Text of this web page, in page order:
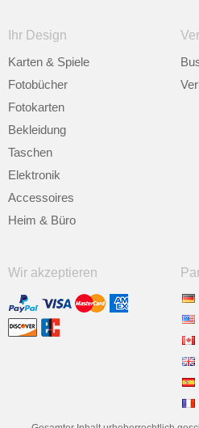
Ihr Design
Karten & Spiele
Fotobücher
Fotokarten
Bekleidung
Taschen
Elektronik
Accessoires
Heim & Büro
Wir akzeptieren